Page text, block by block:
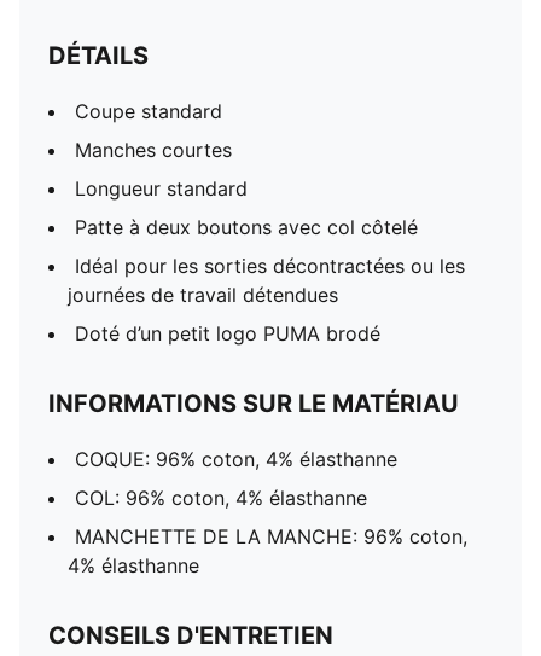
DÉTAILS
Coupe standard
Manches courtes
Longueur standard
Patte à deux boutons avec col côtelé
Idéal pour les sorties décontractées ou les
journées de travail détendues
Doté d’un petit logo PUMA brodé
INFORMATIONS SUR LE MATÉRIAU
COQUE: 96% coton, 4% élasthanne
COL: 96% coton, 4% élasthanne
MANCHETTE DE LA MANCHE: 96% coton,
4% élasthanne
CONSEILS D'ENTRETIEN